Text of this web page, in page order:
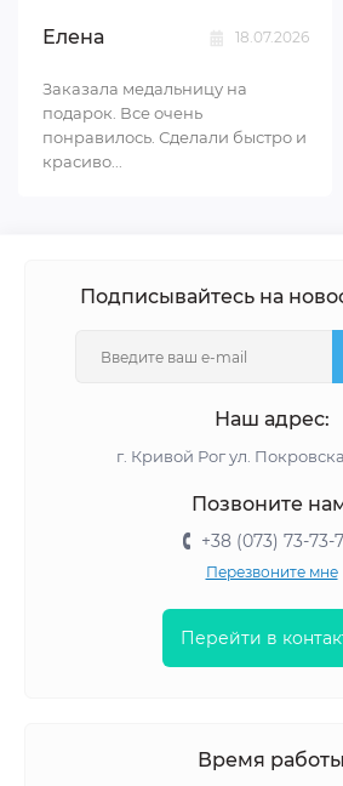
Елена 18.07.2026
Заказала медальницу на
подарок. Все очень
понравилось. Сделали быстро и
красиво...
Подписывайтесь на
Наш адрес:
г. Кривой Рог ул.
Позвоните
+38 (073) 73-73-
Перезвоните мне
Перейти в
Время работы